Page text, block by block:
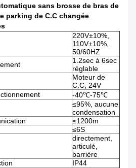
sans brosse de bras de
parking de C.C changée
220V±10%,
110V±10%,
50/60HZ
1.2sec à 6sec
réglable
Moteur de
C.C, 24V
-40℃-75℃
≤95%, aucune
condensation
≤1200m
≤6S
directement,
articulé,
barrière
IP44